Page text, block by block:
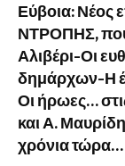
Εύβοια: Νέος
ΝΤΡΟΠΗΣ, που
Αλιβέρι-Οι
δημάρχων-Η
Οι ήρωες…
και Α.
χρόνια τώρα…